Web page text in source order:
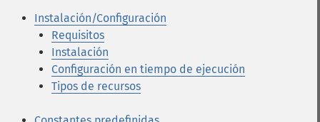
Instalación/Configuración
Requisitos
Instalación
Configuración en tiempo de ejecución
Tipos de recursos